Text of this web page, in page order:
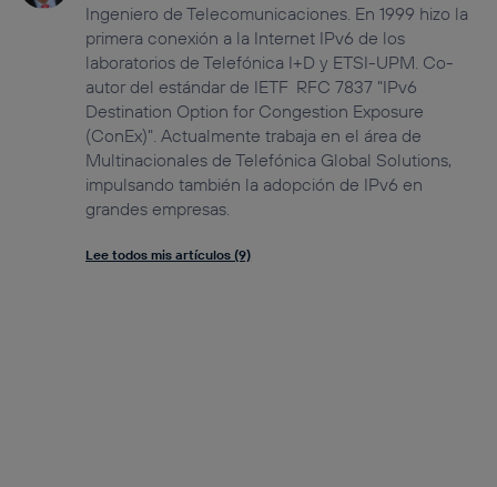
Ingeniero de Telecomunicaciones. En 1999 hizo la
primera conexión a la Internet IPv6 de los
laboratorios de Telefónica I+D y ETSI-UPM. Co-
autor del estándar de IETF RFC 7837 "IPv6
Destination Option for Congestion Exposure
(ConEx)". Actualmente trabaja en el área de
Multinacionales de Telefónica Global Solutions,
impulsando también la adopción de IPv6 en
grandes empresas.
Lee todos mis artículos (9)